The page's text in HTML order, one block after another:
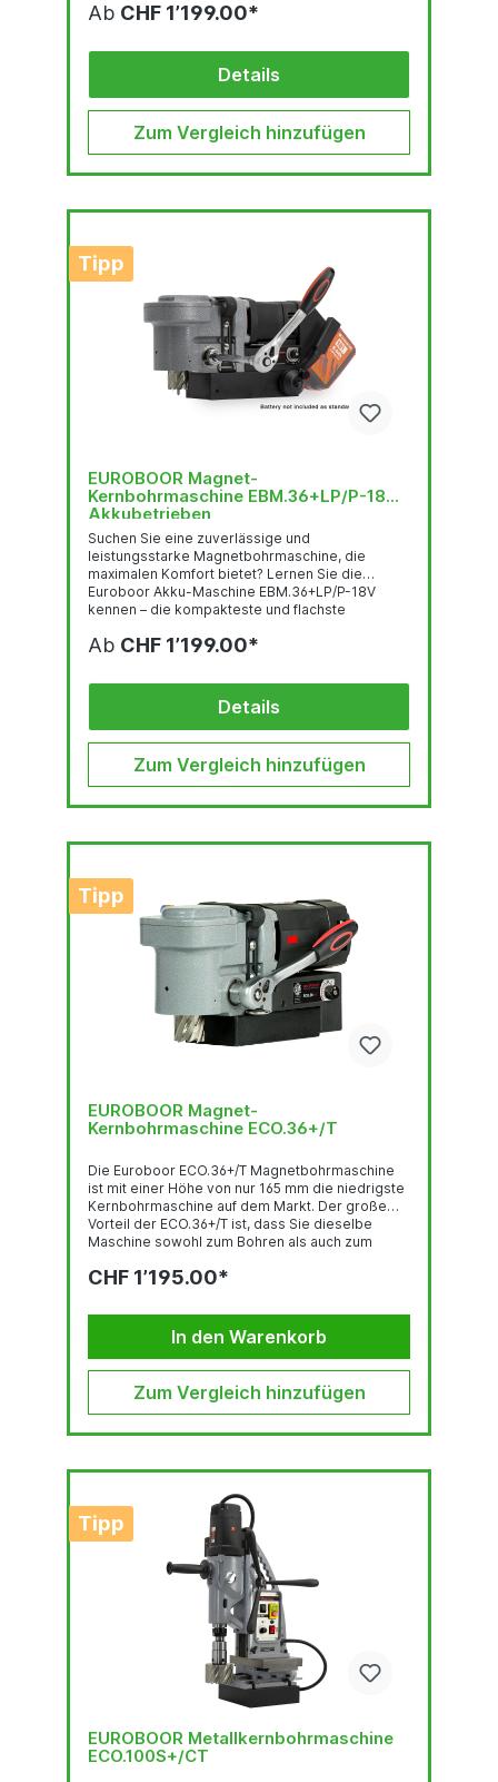
und ist kompakt, leicht und einfach zu
Kabel machen müssen, können Sie auch an
schwer zugänglichen Stellen effizienter und
Ab CHF 1’199.00*
Details
Zum Vergleich hinzufügen
Tipp
EUROBOOR Magnet-
Kernbohrmaschine EBM.36+LP/P-18V
Akkubetrieben
Suchen Sie eine zuverlässige und
leistungsstarke Magnetbohrmaschine, die
maximalen Komfort bietet? Lernen Sie die
Euroboor Akku-Maschine EBM.36+LP/P-18V
kennen – die kompakteste und flachste
heute erhältlich ist. Diese kabellose, leichte
Effizienz auf engstem Raum benötigen, und wird
mit einem 18-V-Akku betrieben, der mit der
Makita LXT 18-V-Plattform kompatibel ist.
Ab CHF 1’199.00*
Details
Zum Vergleich hinzufügen
Tipp
EUROBOOR Magnet-
Kernbohrmaschine ECO.36+/T
Die Euroboor ECO.36+/T Magnetbohrmaschine
ist mit einer Höhe von nur 165 mm die niedrigste
Kernbohrmaschine auf dem Markt. Der große
Vorteil der ECO.36+/T ist, dass Sie dieselbe
Maschine sowohl zum Bohren als auch zum
Aufgrund ihrer kompakten Grösse eignet sich
Räumen, die mit herkömmlichen Maschinen nicht
erreicht werden können, wie z. B. H-Träger,
Stahlkonstruktionen, Platten, Profile usw.Die
Elektronik ausgestattet, die noch mehr
Sicherheit bietet....
CHF 1’195.00*
In den Warenkorb
Zum Vergleich hinzufügen
Tipp
EUROBOOR Metallkernbohrmaschine
ECO.100S+/CT